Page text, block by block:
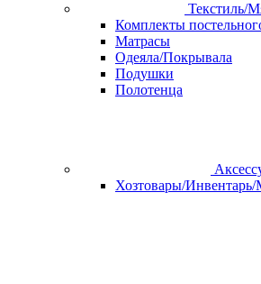
Текстиль/
Комплекты
Матрасы
Одеяла/Покрывала
Подушки
Полотенца
Хозтовары/Инвентарь/